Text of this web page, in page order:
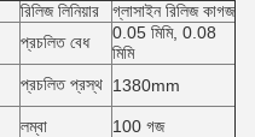
রিলিজ লিনিয়ার
গ্লাসাইন রিলিজ কাগজ
প্রচলিত বেধ
0.05 মিমি, 0.08
মিমি
প্রচলিত প্রস্থ 1380mm
লম্বা 100 গজ